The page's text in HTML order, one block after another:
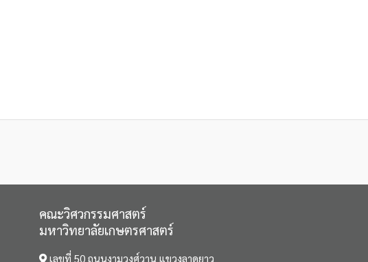
คณะวิศวกรรมศาสตร์
มหาวิทยาลัยเกษตรศาสตร์
เลขที่ 50 ถนนงามวงศ์วาน แขวงลาดยาว